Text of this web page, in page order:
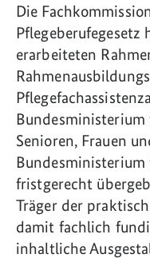
Die
erarbeiteten
Senioren, Frauen
Bundesministerium
fristgerecht
Träger der
damit fachlich
inhaltliche